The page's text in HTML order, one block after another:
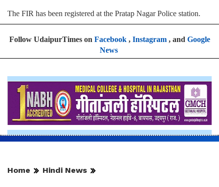
The FIR has been registered at the Pratap Nagar Police station.
Follow UdaipurTimes on Facebook, Instagram, and Google
News
Home Hindi News